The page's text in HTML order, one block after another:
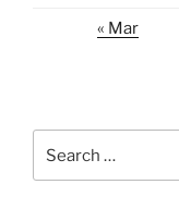
« Mar
for: